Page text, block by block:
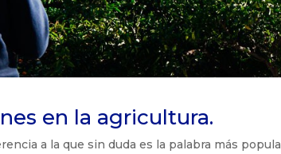
en la agricultura.
a la que sin duda es la palabra más